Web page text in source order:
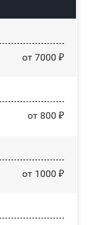
от 7000 ₽
от 800 ₽
от 1000 ₽